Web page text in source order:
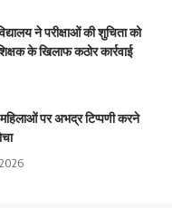
ने परीक्षाओं की शुचिता को
के खिलाफ कठोर कार्रवाई
पर अभद्र टिप्पणी करने